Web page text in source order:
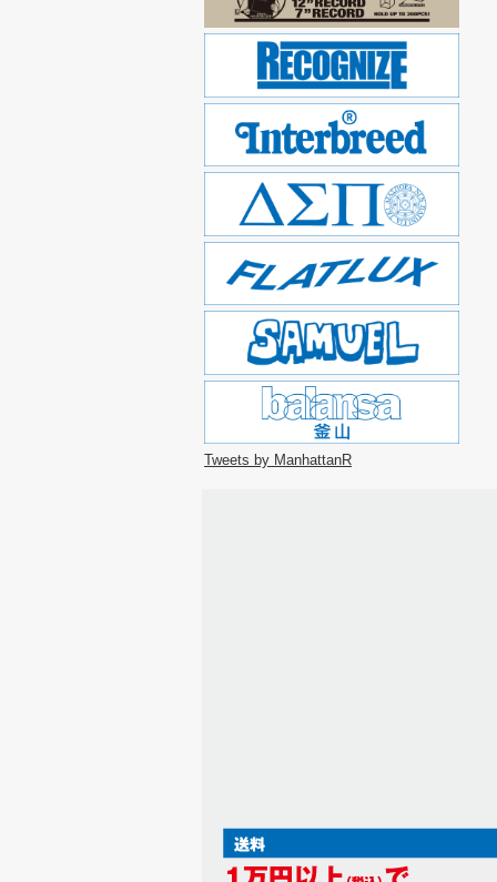
Tweets by ManhattanR